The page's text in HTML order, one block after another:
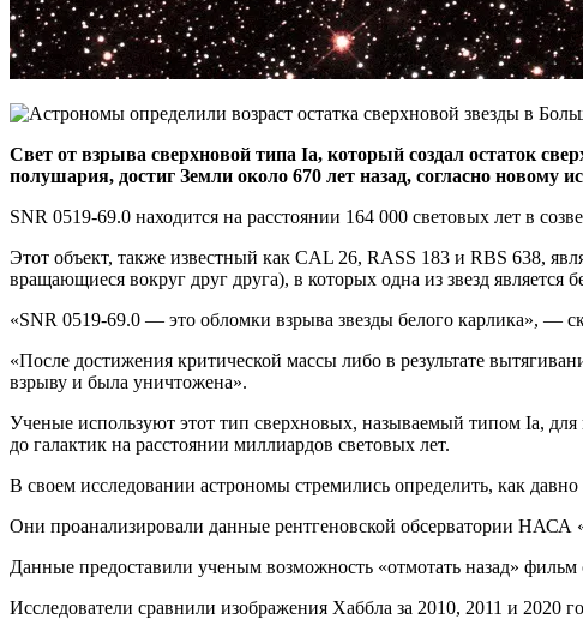
Свет от взрыва сверхновой типа Ia, который создал остаток
полушария, достиг Земли около 670 лет назад, согласно новому
SNR 0519-69.0 находится на расстоянии 164 000 световых лет в
Этот объект, также известный как CAL 26, RASS 183 и RBS 638,
вращающиеся вокруг друг друга), в которых одна из звезд
«SNR 0519-69.0 — это обломки взрыва звезды белого карлика», —
«После достижения критической массы либо в результате
взрыву и была уничтожена».
Ученые используют этот тип сверхновых, называемый типом Ia,
до галактик на расстоянии миллиардов световых лет.
В своем исследовании астрономы стремились определить, как
Они проанализировали данные рентгеновской обсерватории НАСА
Данные предоставили ученым возможность «отмотать назад»
Исследователи сравнили изображения Хаббла за 2010, 2011 и 2020